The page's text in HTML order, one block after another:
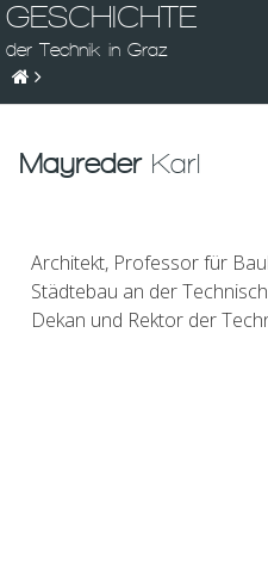
GESCHICHTE
der Technik in Graz
MayrederKarl
Architekt, Professor für
Städtebau an der
Dekan und Rektor der